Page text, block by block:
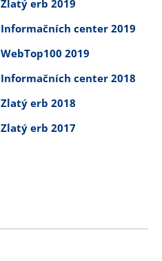
Zlatý erb 2019
Informačních center 2019
WebTop100 2019
Informačních center 2018
Zlatý erb 2018
Zlatý erb 2017